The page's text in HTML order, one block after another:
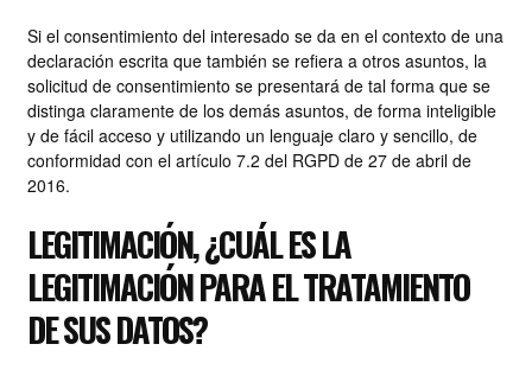
Si el consentimiento del interesado se da en el contexto de una
declaración escrita que también se refiera a otros asuntos, la
solicitud de consentimiento se presentará de tal forma que se
distinga claramente de los demás asuntos, de forma inteligible
y de fácil acceso y utilizando un lenguaje claro y sencillo, de
conformidad con el artículo 7.2 del RGPD de 27 de abril de
2016.
LEGITIMACIÓN, ¿CUÁL ES LA
LEGITIMACIÓN PARA EL TRATAMIENTO
DE SUS DATOS?